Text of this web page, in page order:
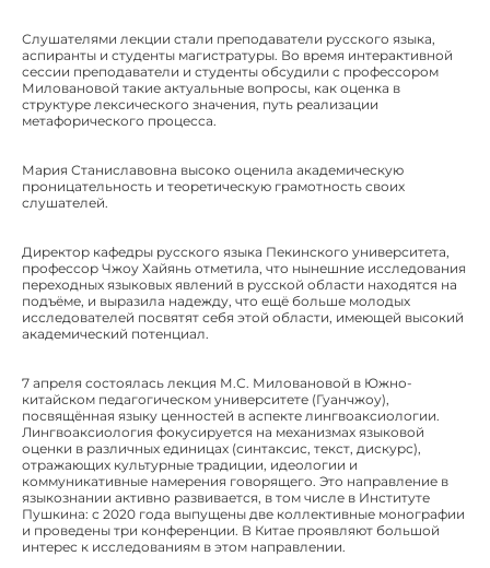
Слушателями лекции стали преподаватели русского языка,
аспиранты и студенты магистратуры. Во время интерактивной
сессии преподаватели и студенты обсудили с профессором
Миловановой такие актуальные вопросы, как оценка в
структуре лексического значения, путь реализации
метафорического процесса.
Мария Станиславовна высоко оценила академическую
проницательность и теоретическую грамотность своих
слушателей.
Директор кафедры русского языка Пекинского университета,
профессор Чжоу Хайянь отметила, что нынешние исследования
переходных языковых явлений в русской области находятся на
подъёме, и выразила надежду, что ещё больше молодых
исследователей посвятят себя этой области, имеющей высокий
академический потенциал.
7 апреля состоялась лекция М.С. Миловановой в Южно-
китайском педагогическом университете (Гуанчжоу),
посвящённая языку ценностей в аспекте лингвоаксиологии.
Лингвоаксиология фокусируется на механизмах языковой
оценки в различных единицах (синтаксис, текст, дискурс),
отражающих культурные традиции, идеологии и
коммуникативные намерения говорящего. Это направление в
языкознании активно развивается, в том числе в Институте
Пушкина: с 2020 года выпущены две коллективные монографии
и проведены три конференции. В Китае проявляют большой
интерес к исследованиям в этом направлении.